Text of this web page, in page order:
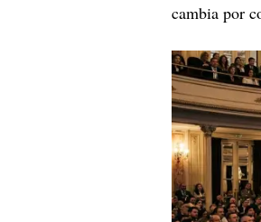
cambia por